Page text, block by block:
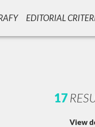
EDITORIAL
17
View